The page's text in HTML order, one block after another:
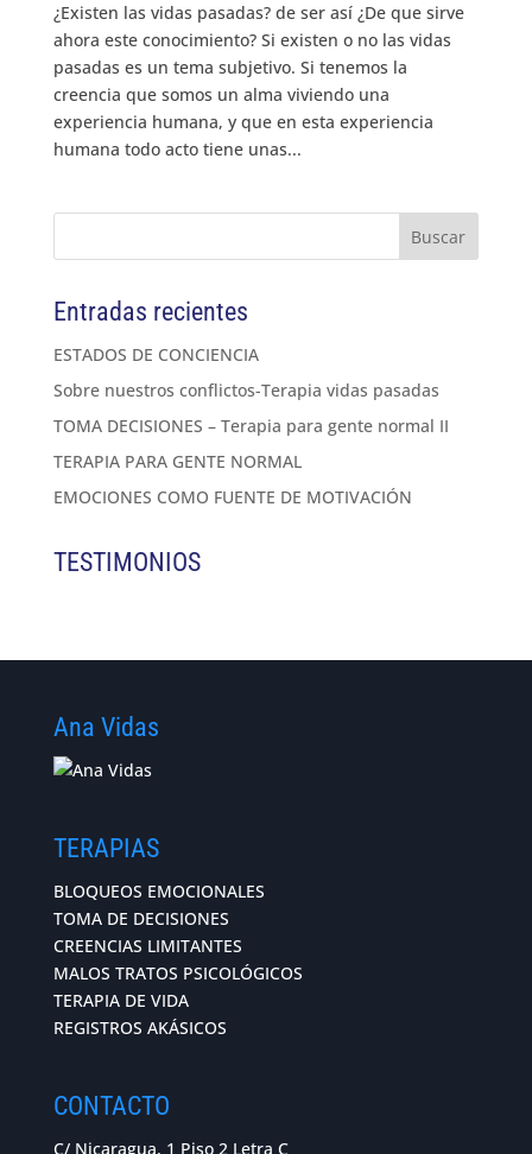
¿Existen las vidas pasadas? de ser así ¿De que sirve
ahora este conocimiento? Si existen o no las vidas
pasadas es un tema subjetivo. Si tenemos la
creencia que somos un alma viviendo una
experiencia humana, y que en esta experiencia
humana todo acto tiene unas...
Entradas recientes
ESTADOS DE CONCIENCIA
Sobre nuestros conflictos-Terapia vidas pasadas
TOMA DECISIONES – Terapia para gente normal II
TERAPIA PARA GENTE NORMAL
EMOCIONES COMO FUENTE DE MOTIVACIÓN
TESTIMONIOS
Ana Vidas
TERAPIAS
BLOQUEOS EMOCIONALES
TOMA DE DECISIONES
CREENCIAS LIMITANTES
MALOS TRATOS PSICOLÓGICOS
TERAPIA DE VIDA
REGISTROS AKÁSICOS
CONTACTO
C/ Nicaragua, 1 Piso 2 Letra C